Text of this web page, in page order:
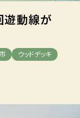
遊動線が
ウッドデッキ